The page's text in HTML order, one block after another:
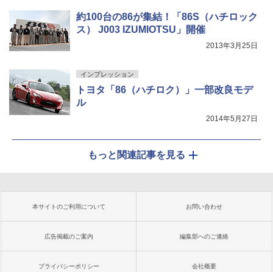
約100台の86が集結！「86S（ハチロック
ス） J003 IZUMIOTSU」開催
2013年3月25日
インプレッション
トヨタ「86（ハチロク）」一部改良モデ
ル
2014年5月27日
もっと関連記事を見る
本サイトのご利用について お問い合わせ
広告掲載のご案内 編集部へのご連絡
プライバシーポリシー 会社概要